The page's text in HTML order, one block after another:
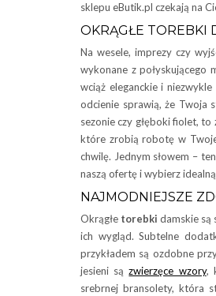
sklepu eButik.pl czekają na
OKRĄGŁE TOREBKI
Na wesele, imprezy czy
wykonane z połyskującego
wciąż eleganckie i
odcienie sprawią, że Twoja
sezonie czy głęboki fiolet,
które zrobią robotę w
chwilę. Jednym słowem –
naszą ofertę i wybierz
NAJMODNIEJSZE
Okrągłe torebki damskie są
ich wygląd. Subtelne
przykładem są ozdobne
jesieni sązwierzęce wzory,
srebrnej bransolety, która